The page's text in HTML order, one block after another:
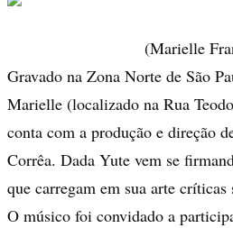
(Marielle
Gravado na Zona Norte de São
Marielle (localizado na Rua
conta com a produção e direção
Corrêa. Dada Yute vem se
que carregam em sua arte
O músico foi convidado a